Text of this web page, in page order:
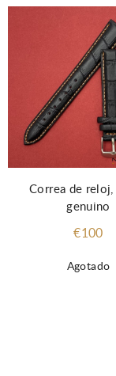
Agotado
Correa de reloj,
genuino
€100